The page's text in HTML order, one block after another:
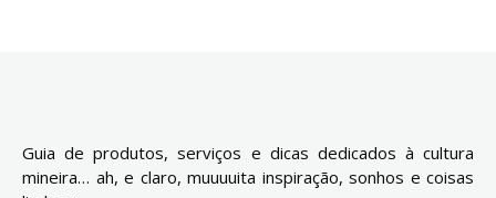
Guia de produtos, serviços e dicas dedicados à cultura
mineira… ah, e claro, muuuuita inspiração, sonhos e coisas